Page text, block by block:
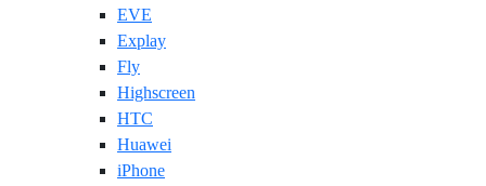
EVE
Explay
Fly
Highscreen
HTC
Huawei
iPhone